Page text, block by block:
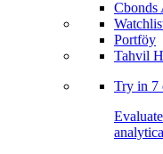
Cbonds
Portföy
Tahvil
Try in 7